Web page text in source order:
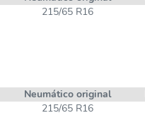
215/65 R16
Neumático original
215/65 R16